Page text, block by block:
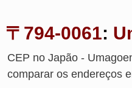
〒794-0061:
CEP no Japão -
comparar os endereços